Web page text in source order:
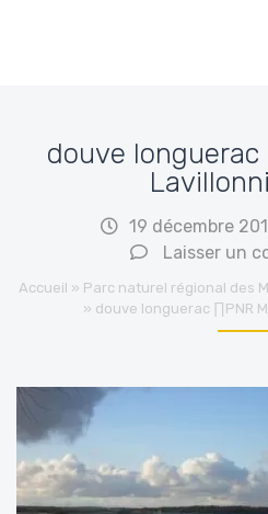
douve longuerac
19 décembre
Laisser un
Accueil » Parc naturel régional des
» douve longuerac ∏PNR